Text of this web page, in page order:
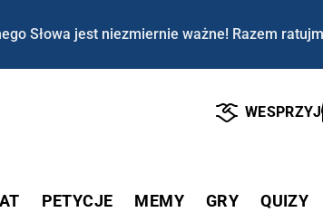
Słowa jest niezmiernie ważne! Razem
WESPRZYJ
PETYCJE MEMY GRY QUIZY